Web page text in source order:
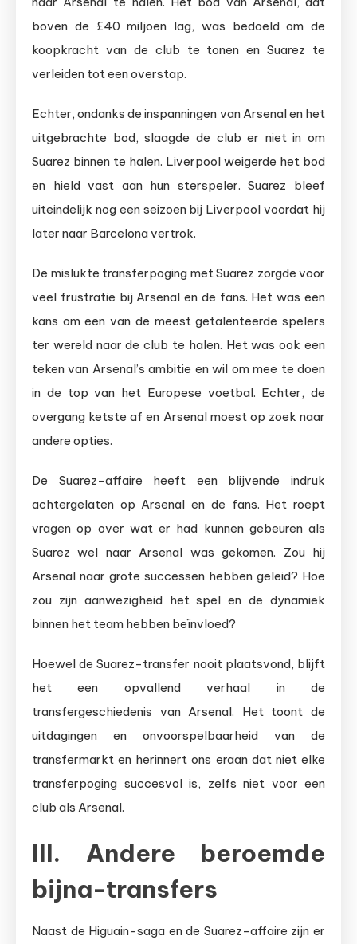
boven de £40 miljoen lag, was bedoeld om de
koopkracht van de club te tonen en Suarez te
verleiden tot een overstap.
Echter, ondanks de inspanningen van Arsenal en het
uitgebrachte bod, slaagde de club er niet in om
Suarez binnen te halen. Liverpool weigerde het bod
en hield vast aan hun sterspeler. Suarez bleef
uiteindelijk nog een seizoen bij Liverpool voordat hij
later naar Barcelona vertrok.
De mislukte transferpoging met Suarez zorgde voor
veel frustratie bij Arsenal en de fans. Het was een
kans om een van de meest getalenteerde spelers
ter wereld naar de club te halen. Het was ook een
teken van Arsenal’s ambitie en wil om mee te doen
in de top van het Europese voetbal. Echter, de
overgang ketste af en Arsenal moest op zoek naar
andere opties.
De Suarez-affaire heeft een blijvende indruk
achtergelaten op Arsenal en de fans. Het roept
vragen op over wat er had kunnen gebeuren als
Suarez wel naar Arsenal was gekomen. Zou hij
Arsenal naar grote successen hebben geleid? Hoe
zou zijn aanwezigheid het spel en de dynamiek
binnen het team hebben beïnvloed?
Hoewel de Suarez-transfer nooit plaatsvond, blijft
het een opvallend verhaal in de
transfergeschiedenis van Arsenal. Het toont de
uitdagingen en onvoorspelbaarheid van de
transfermarkt en herinnert ons eraan dat niet elke
transferpoging succesvol is, zelfs niet voor een
club als Arsenal.
III. Andere beroemde
bijna-transfers
Naast de Higuain-saga en de Suarez-affaire zijn er